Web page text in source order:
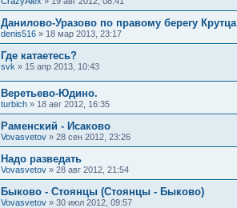
Данилово-Уразово по правому берегу
denis516 » 18 мар 2013, 23:17
Где катаетесь?
svk » 15 апр 2013, 10:43
Веретьево-Юдино.
turbich » 18 авг 2012, 16:35
Раменский - Исаково
Vovasvetov » 28 сен 2012, 23:26
Надо разведать
Vovasvetov » 28 авг 2012, 21:54
Быково - Стоянцы (Стоянцы - Быково)
Vovasvetov » 30 июл 2012, 09:57